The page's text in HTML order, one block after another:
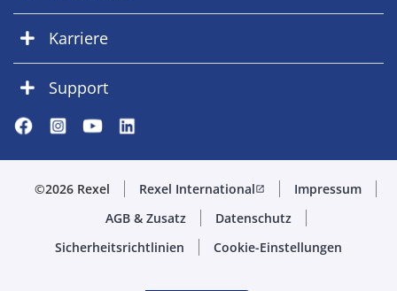
Karriere
Support
©2026 Rexel Rexel Internationalopen_in_new
Impressum
AGB & Zusatz
Datenschutz
Sicherheitsrichtlinien
Cookie-Einstellungen